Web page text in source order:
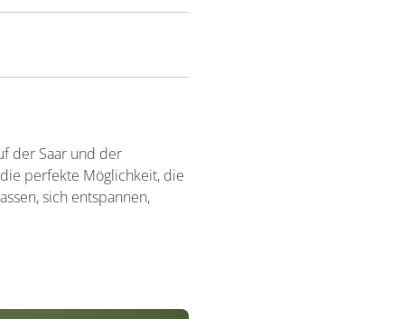
der Saar und der
perfekte Möglichkeit, die
sich entspannen,